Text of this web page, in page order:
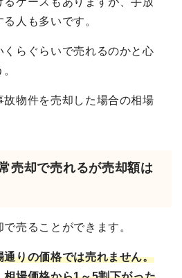
人も多いです。
くらぐらいで売れるのかと心
故物件を売却した場合の相場
売却で売れるが売却額は
売ることができます。
通りの価格では売れません。